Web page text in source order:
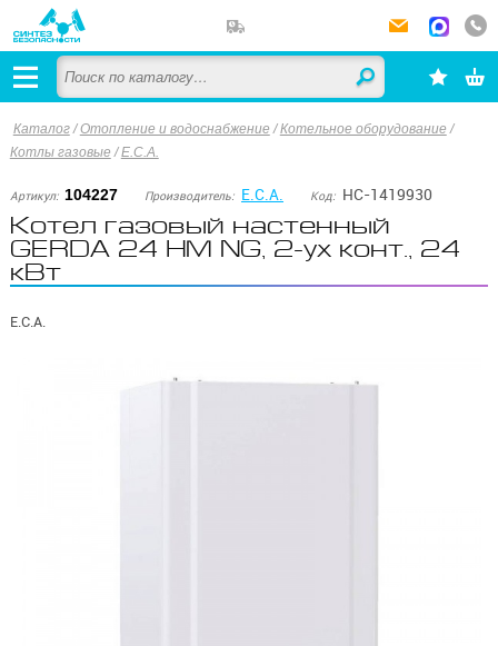
Каталог/Отопление и водоснабжение /Котельное оборудование /
Котлы газовые /E.C.A.
Артикул: 104227 Производитель: E.C.A. Код: НС-1419930
Котел газовый настенный
GERDA 24 HM NG, 2-ух конт., 24
кВт
E.C.A.